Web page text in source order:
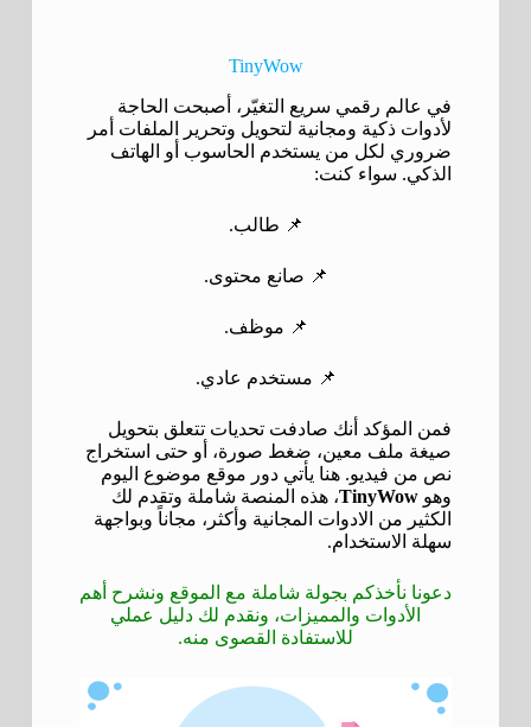
TinyWow
في عالم رقمي سريع التغيّر، أصبحت الحاجة
لأدوات ذكية ومجانية لتحويل وتحرير الملفات أمر
ضروري لكل من يستخدم الحاسوب أو الهاتف
الذكي. سواء كنت:
📌 طالب.
📌 صانع محتوى.
📌 موظف.
📌 مستخدم عادي.
فمن المؤكد أنك صادفت تحديات تتعلق بتحويل
صيغة ملف معين، ضغط صورة، أو حتى استخراج
نص من فيديو. هنا يأتي دور موقع موضوع اليوم
وهو TinyWow، هذه المنصة شاملة وتقدم لك
الكثير من الادوات المجانية وأكثر، مجاناً وبواجهة
سهلة الاستخدام.
دعونا نأخذكم بجولة شاملة مع الموقع ونشرح أهم
الأدوات والمميزات، ونقدم لك دليل عملي
للاستفادة القصوى منه.